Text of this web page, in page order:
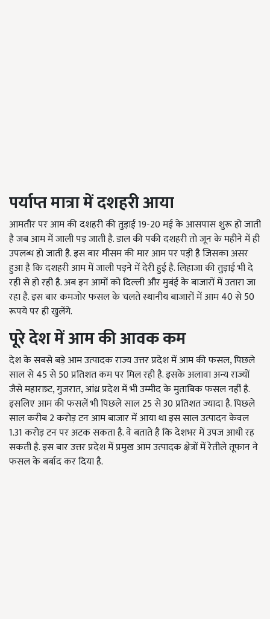
पर्याप्त मात्रा में दशहरी आया
आमतौर पर आम की दशहरी की तुड़ाई 19-20 मई के आसपास शुरू हो जाती
है जब आम में जाली पड़ जाती है. डाल की पकी दशहरी तो जून के महीने में ही
उपलब्ध हो जाती है. इस बार मौसम की मार आम पर पड़ी है जिसका असर
हुआ है कि दशहरी आम में जाली पड़ने में देरी हुई है. लिहाजा की तुड़ाई भी दे
रही से हो रही है. अब इन आमों को दिल्ली और मुबंई के बाजारों में उतारा जा
रहा है. इस बार कमजोर फसल के चलते स्थानीय बाजारों में आम 40 से 50
रूपये पर ही खुलेंगे.
पूरे देश में आम की आवक कम
देश के सबसे बड़े आम उत्पादक राज्य उत्तर प्रदेश में आम की फसल, पिछले
साल से 45 से 50 प्रतिशत कम पर मिल रही है. इसके अलावा अन्य राज्यों
जैसे महाराष्र्ट, गुजरात, आंध्र प्रदेश में भी उम्मीद के मुताबिक फसल नहीं है.
इसलिए आम की फसलें भी पिछले साल 25 से 30 प्रतिशत ज्यादा है. पिछले
साल करीब 2 करोड़ टन आम बाजार में आया था इस साल उत्पादन केवल
1.31 करोड़ टन पर अटक सकता है. वे बताते है कि देशभर में उपज आधी रह
सकती है. इस बार उत्तर प्रदेश में प्रमुख आम उत्पादक क्षेत्रों में रेतीले तूफान ने
फसल के बर्बाद कर दिया है.